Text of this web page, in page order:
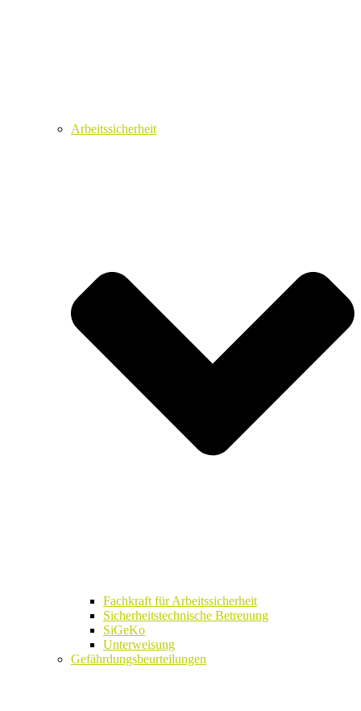
Arbeitssicherheit
Fachkraft für Arbeitssicherheit
Sicherheitstechnische Betreuung
SiGeKo
Unterweisung
Gefährdungsbeurteilungen